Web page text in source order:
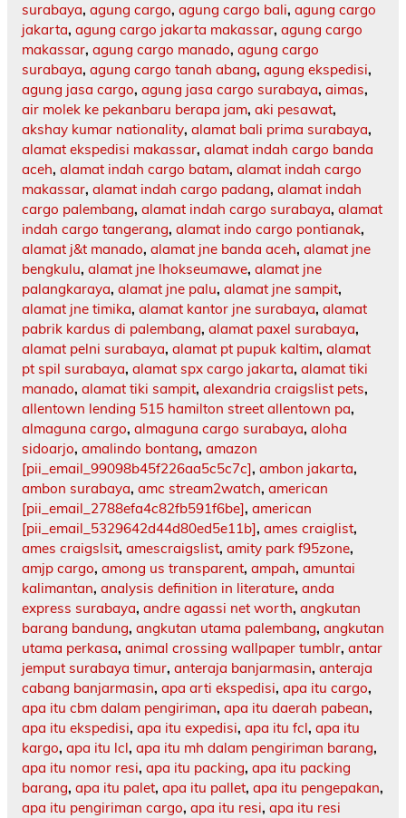
surabaya, agung cargo, agung cargo bali, agung cargo
jakarta, agung cargo jakarta makassar, agung cargo
makassar, agung cargo manado, agung cargo
surabaya, agung cargo tanah abang, agung ekspedisi,
agung jasa cargo, agung jasa cargo surabaya, aimas,
air molek ke pekanbaru berapa jam, aki pesawat,
akshay kumar nationality, alamat bali prima surabaya,
alamat ekspedisi makassar, alamat indah cargo banda
aceh, alamat indah cargo batam, alamat indah cargo
makassar, alamat indah cargo padang, alamat indah
cargo palembang, alamat indah cargo surabaya, alamat
indah cargo tangerang, alamat indo cargo pontianak,
alamat j&t manado, alamat jne banda aceh, alamat jne
bengkulu, alamat jne lhokseumawe, alamat jne
palangkaraya, alamat jne palu, alamat jne sampit,
alamat jne timika, alamat kantor jne surabaya, alamat
pabrik kardus di palembang, alamat paxel surabaya,
alamat pelni surabaya, alamat pt pupuk kaltim, alamat
pt spil surabaya, alamat spx cargo jakarta, alamat tiki
manado, alamat tiki sampit, alexandria craigslist pets,
allentown lending 515 hamilton street allentown pa,
almaguna cargo, almaguna cargo surabaya, aloha
sidoarjo, amalindo bontang, amazon
[pii_email_99098b45f226aa5c5c7c], ambon jakarta,
ambon surabaya, amc stream2watch, american
[pii_email_2788efa4c82fb591f6be], american
[pii_email_5329642d44d80ed5e11b], ames craiglist,
ames craigslsit, amescraigslist, amity park f95zone,
amjp cargo, among us transparent, ampah, amuntai
kalimantan, analysis definition in literature, anda
express surabaya, andre agassi net worth, angkutan
barang bandung, angkutan utama palembang, angkutan
utama perkasa, animal crossing wallpaper tumblr, antar
jemput surabaya timur, anteraja banjarmasin, anteraja
cabang banjarmasin, apa arti ekspedisi, apa itu cargo,
apa itu cbm dalam pengiriman, apa itu daerah pabean,
apa itu ekspedisi, apa itu expedisi, apa itu fcl, apa itu
kargo, apa itu lcl, apa itu mh dalam pengiriman barang,
apa itu nomor resi, apa itu packing, apa itu packing
barang, apa itu palet, apa itu pallet, apa itu pengepakan,
apa itu pengiriman cargo, apa itu resi, apa itu resi